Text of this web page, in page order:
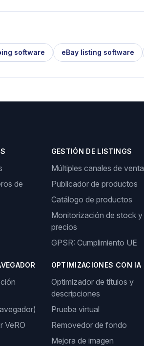
software eBay listing software
de
GESTIÓN DE LISTINGS
Múltiples canales de venta
Publicador de productos
Catálogo de productos
Monitorización de stock y
precios
GPSR: Cumplimiento UE
VeRO
OPTIMIZACIONES CON IA
Optimizador de títulos y
descripciones
Prueba virtual
Removedor de fondo
Mejora de imagen